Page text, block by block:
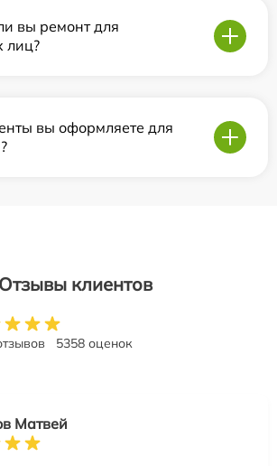
вы ремонт для
лиц?
вы оформляете для
Отзывы клиентов
5358 оценок
Матвей